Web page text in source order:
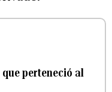
perteneció al